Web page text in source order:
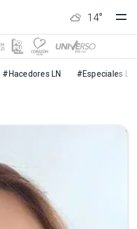
14°
#Hacedores LN #Especiales LN